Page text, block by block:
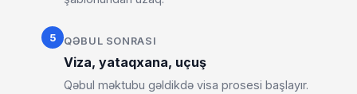
5 QƏBUL SONRASI
Viza, yataqxana, uçuş
Qəbul məktubu gəldikdə visa prosesi başlayır.